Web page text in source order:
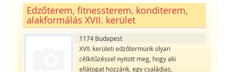
Edzőterem, fitnessterem, konditerem,
alakformálás XVII. kerület
1174 Budapest
XVII. kerületi edzőtermünk olyan
célkitűzéssel nyitott meg, hogy aki
ellátogat hozzánk, egy családias,